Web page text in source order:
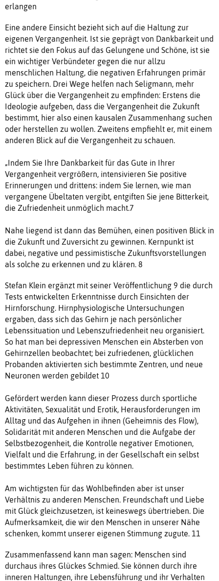
erlangen
Eine andere Einsicht bezieht sich auf die Haltung zur
eigenen Vergangenheit. Ist sie geprägt von Dankbarkeit und
richtet sie den Fokus auf das Gelungene und Schöne, ist sie
ein wichtiger Verbündeter gegen die nur allzu
menschlichen Haltung, die negativen Erfahrungen primär
zu speichern. Drei Wege helfen nach Seligmann, mehr
Glück über die Vergangenheit zu empfinden: Erstens die
Ideologie aufgeben, dass die Vergangenheit die Zukunft
bestimmt, hier also einen kausalen Zusammenhang suchen
oder herstellen zu wollen. Zweitens empfiehlt er, mit einem
anderen Blick auf die Vergangenheit zu schauen.
„Indem Sie Ihre Dankbarkeit für das Gute in Ihrer
Vergangenheit vergrößern, intensivieren Sie positive
Erinnerungen und drittens: indem Sie lernen, wie man
vergangene Übeltaten vergibt, entgiften Sie jene Bitterkeit,
die Zufriedenheit unmöglich macht.7
Nahe liegend ist dann das Bemühen, einen positiven Blick in
die Zukunft und Zuversicht zu gewinnen. Kernpunkt ist
dabei, negative und pessimistische Zukunftsvorstellungen
als solche zu erkennen und zu klären. 8
Stefan Klein ergänzt mit seiner Veröffentlichung 9 die durch
Tests entwickelten Erkenntnisse durch Einsichten der
Hirnforschung. Hirnphysiologische Untersuchungen
ergaben, dass sich das Gehirn je nach persönlicher
Lebenssituation und Lebenszufriedenheit neu organisiert.
So hat man bei depressiven Menschen ein Absterben von
Gehirnzellen beobachtet; bei zufriedenen, glücklichen
Probanden aktivierten sich bestimmte Zentren, und neue
Neuronen werden gebildet 10
Gefördert werden kann dieser Prozess durch sportliche
Aktivitäten, Sexualität und Erotik, Herausforderungen im
Alltag und das Aufgehen in ihnen (Geheimnis des Flow),
Solidarität mit anderen Menschen und die Aufgabe der
Selbstbezogenheit, die Kontrolle negativer Emotionen,
Vielfalt und die Erfahrung, in der Gesellschaft ein selbst
bestimmtes Leben führen zu können.
Am wichtigsten für das Wohlbefinden aber ist unser
Verhältnis zu anderen Menschen. Freundschaft und Liebe
mit Glück gleichzusetzen, ist keineswegs übertrieben. Die
Aufmerksamkeit, die wir den Menschen in unserer Nähe
schenken, kommt unserer eigenen Stimmung zugute. 11
Zusammenfassend kann man sagen: Menschen sind
durchaus ihres Glückes Schmied. Sie können durch ihre
inneren Haltungen, ihre Lebensführung und ihr Verhalten